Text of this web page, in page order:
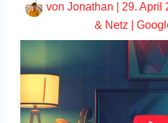
von Jonathan 29. April
& Netz